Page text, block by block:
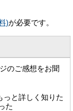
)が必要です。
のご感想をお聞
っと詳しく知りた
た